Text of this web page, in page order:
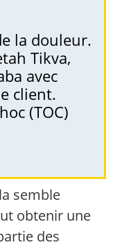
la douleur.
Tikva,
avec
client.
(TOC)
semble
obtenir une
des